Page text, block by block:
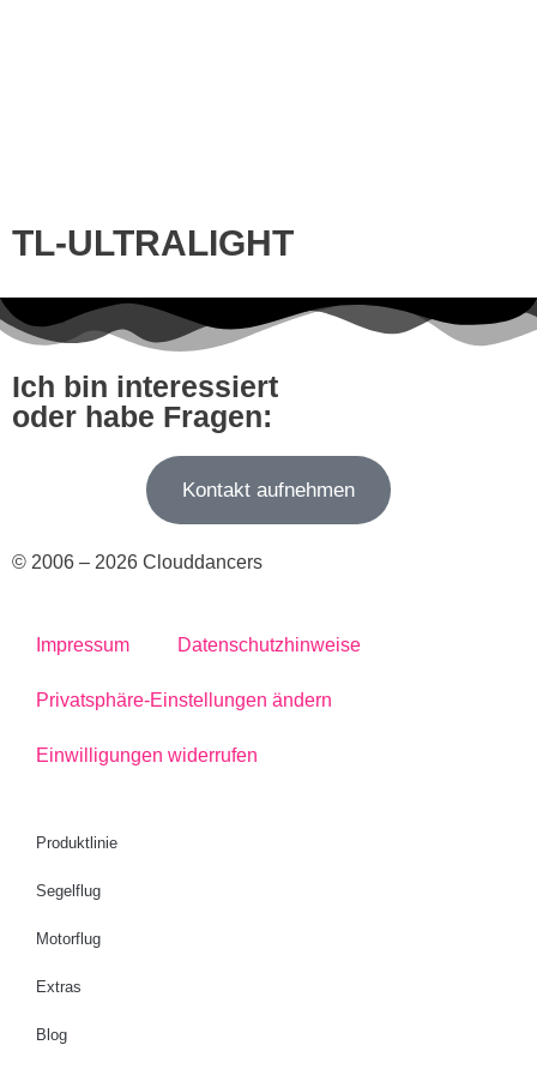
TL-ULTRALIGHT
Ich bin interessiert
oder habe Fragen:
Kontakt aufnehmen
© 2006 – 2026 Clouddancers
Impressum Datenschutzhinweise
Privatsphäre-Einstellungen ändern
Einwilligungen widerrufen
Produktlinie
Segelflug
Motorflug
Extras
Blog